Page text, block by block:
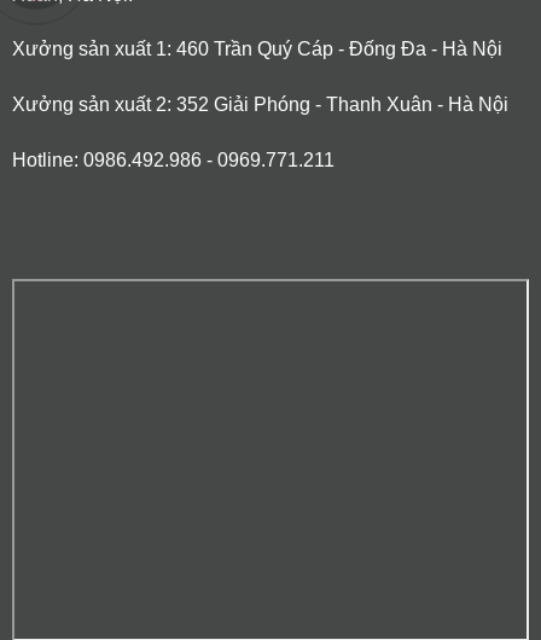
Xưởng sản xuất 1: 460 Trần Quý Cáp - Đống Đa - Hà Nội
Xưởng sản xuất 2: 352 Giải Phóng - Thanh Xuân - Hà Nội
Hotline: 0986.492.986 - 0969.771.211